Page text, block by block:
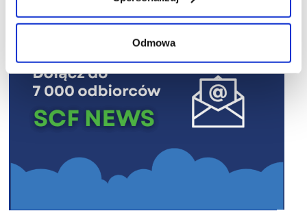
Odmowa